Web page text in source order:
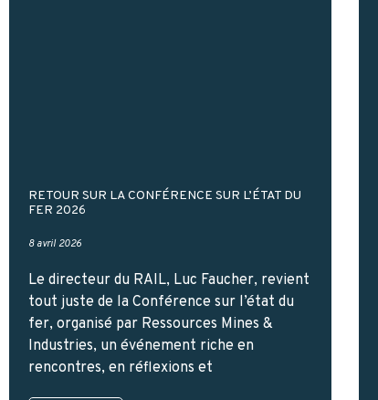
RETOUR SUR LA CONFÉRENCE SUR L’ÉTAT DU
FER 2026
8 avril 2026
Le directeur du RAIL, Luc Faucher, revient
tout juste de la Conférence sur l’état du
fer, organisé par Ressources Mines &
Industries, un événement riche en
rencontres, en réflexions et